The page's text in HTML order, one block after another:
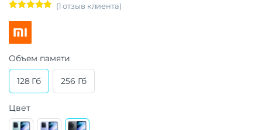
5.00
из 5 на
основе
я
(1отзыв клиента)
Объем памяти
128 Гб 256 Гб
Цвет